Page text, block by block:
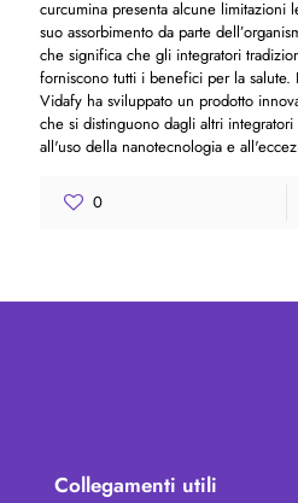
curcumina presenta alcune limitazioni
suo assorbimento da parte
che significa che gli integratori
forniscono tutti i benefici per la salute.
Vidafy ha sviluppato un prodotto
che si distinguono dagli altri
all'uso della nanotecnologia e
0
Collegamenti utili